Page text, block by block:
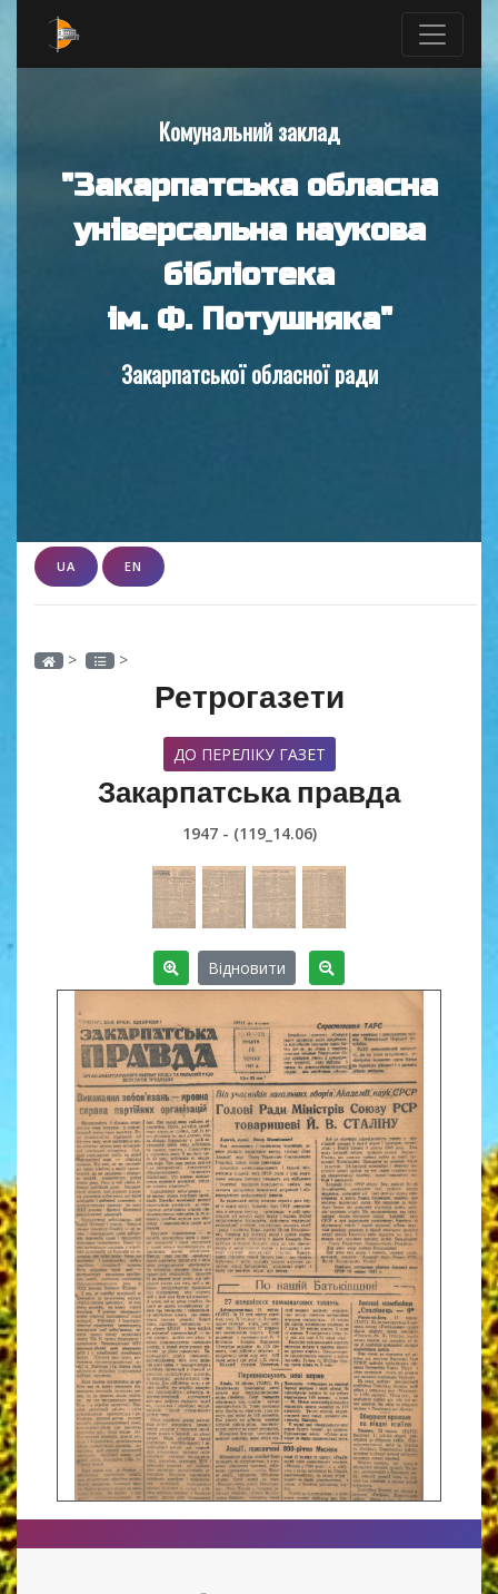
Комунальний заклад
"Закарпатська обласна
універсальна наукова
бібліотека
ім. Ф. Потушняка"
Закарпатської обласної ради
UA EN
> >
Ретрогазети
ДО ПЕРЕЛІКУ ГАЗЕТ
Закарпатська правда
1947 - (119_14.06)
Відновити